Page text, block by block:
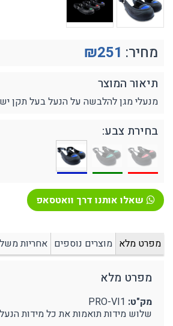
מחיר: 251
₪
תיאור המוצר
מנעלי מגן להלבשה על הנעל בעל תקן
בחירת צבע:
שאלו אותנו דרך וואטסאפ
מפרט מלא מוצרים נוספים אחריות
מפרט מלא
מק"ט: PRO-VI1
שלוש מידות תואמות את כל מידות